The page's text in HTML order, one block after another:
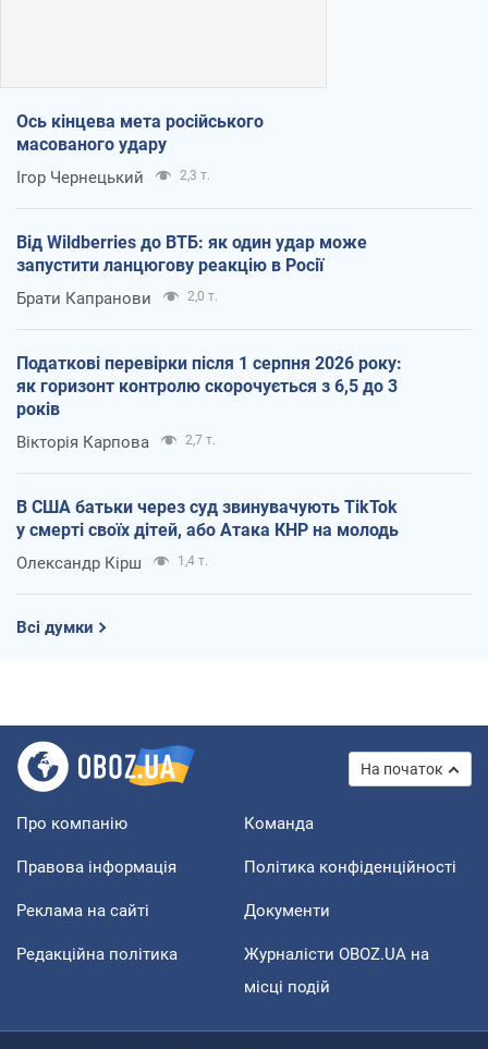
Ось кінцева мета російського
масованого удару
Ігор Чернецький 2,3 т.
Від Wildberries до ВТБ: як один удар може
запустити ланцюгову реакцію в Росії
Брати Капранови 2,0 т.
Податкові перевірки після 1 серпня 2026 року:
як горизонт контролю скорочується з 6,5 до 3
років
Вікторія Карпова 2,7 т.
В США батьки через суд звинувачують TikTok
у смерті своїх дітей, або Атака КНР на молодь
Олександр Кірш 1,4 т.
Всі думки
На початок
Про компанію Команда
Правова інформація Політика конфіденційності
Реклама на сайті Документи
Редакційна політика
Журналісти OBOZ.UA на
місці подій